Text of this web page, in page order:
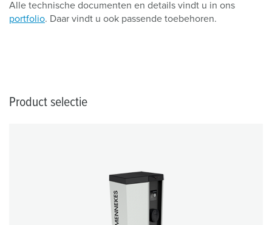
Alle technische documenten en details vindt u in ons
portfolio. Daar vindt u ook passende toebehoren.
Product selectie